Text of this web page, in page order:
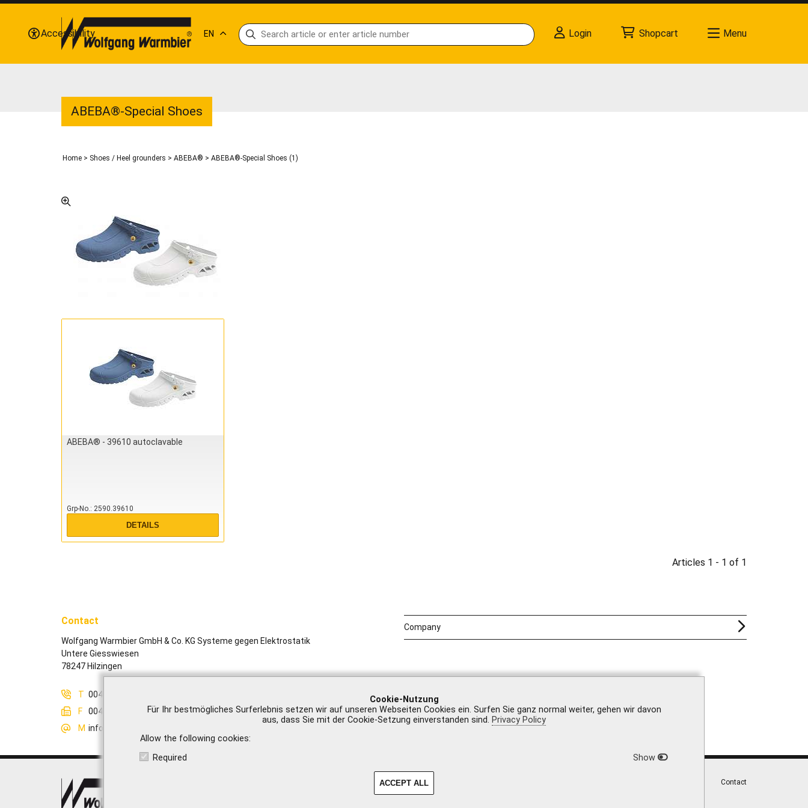
Cookie-Nutzung
Für Ihr bestmögliches Surferlebnis setzen wir auf unseren Webseiten Cookies ein. Surfen Sie ganz normal weiter, gehen wir davon
aus, dass Sie mit der Cookie-Setzung einverstanden sind. Privacy Policy
Allow the following cookies
Required
Show
ACCEPT ALL
ABEBA®-Special Shoes
Home > Shoes / Heel grounders > ABEBA® > ABEBA®-Special Shoes (1)
ABEBA® - 39610 autoclavable
Grp-No. 2590.39610
DETAILS
Articles 1 - 1 of 1
Contact
Wolfgang Warmbier GmbH & Co. KG Systeme gegen Elektrostatik
Untere Giesswiesen
78247 Hilzingen
T 0049-7731-8688-0
F
0049-7731-8688-30
M info@warmbier.com
Company
Contact
Accessibility EN Login Shopcart Menu